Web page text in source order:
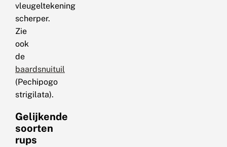
vleugeltekening
scherper.
Zie
ook
de
baardsnuituil
(Pechipogo
strigilata).
Gelijkende
soorten
rups